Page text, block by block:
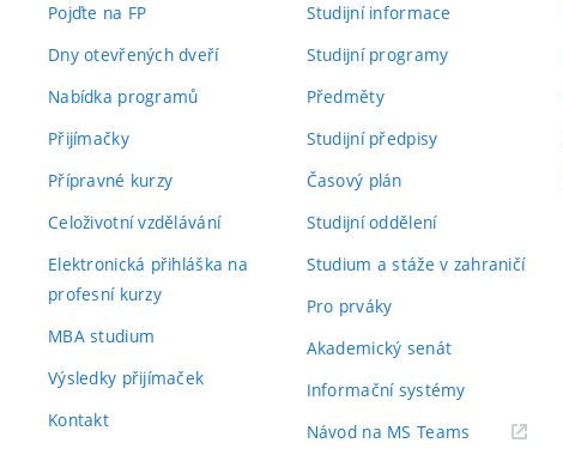
Pojďte na FP
Dny otevřených dveří
Nabídka programů
Přijímačky
Přípravné kurzy
Celoživotní vzdělávání
Elektronická přihláška na
profesní kurzy
MBA studium
Výsledky přijímaček
Kontakt
Studijní informace
Studijní programy
Předměty
Studijní předpisy
Časový plán
Studijní oddělení
Studium a stáže v zahraničí
Pro prváky
Akademický senát
Informační systémy
Návod na MS Teams (externí